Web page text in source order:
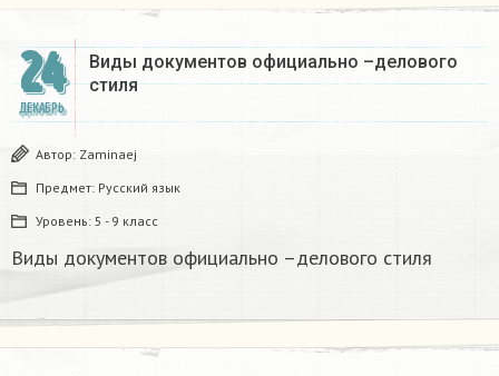
24
ДЕКАБРЬ
Виды документов официально –делового
стиля
Автор: Zaminaej
Предмет: Русский язык
Уровень: 5 - 9 класс
Виды документов официально –делового стиля